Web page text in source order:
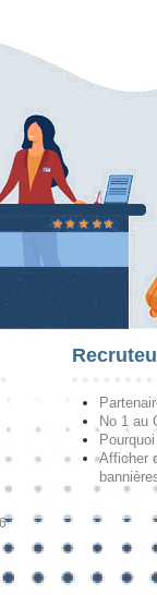
No 1 au
Afficher